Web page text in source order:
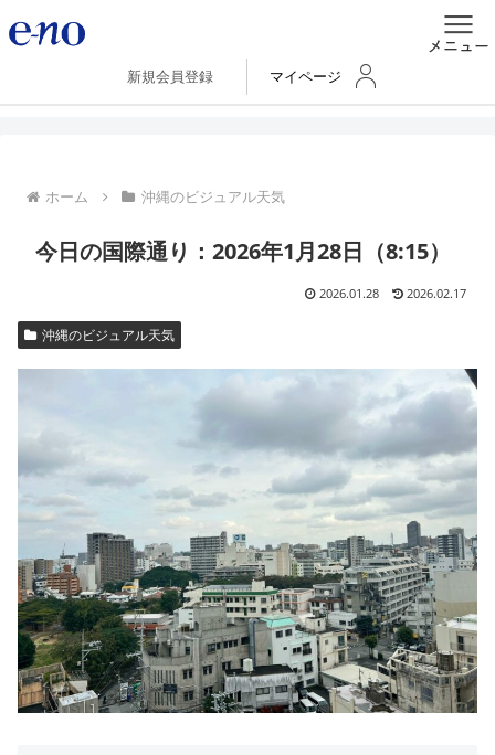
新規会員登録 マイページ
ホーム 沖縄のビジュアル天気
今日の国際通り：2026年1月28日（8:15）
2026.01.28 2026.02.17
沖縄のビジュアル天気